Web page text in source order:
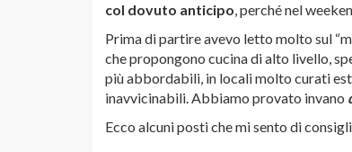
col dovuto anticipo, perché nel
Prima di partire avevo letto molto sul
che propongono cucina di alto livello,
più abbordabili, in locali molto curati
inavvicinabili. Abbiamo provato invano
Ecco alcuni posti che mi sento di